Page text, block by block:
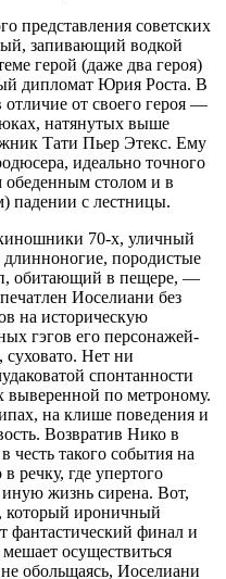
представления советских
запивающий водкой
герой (даже два героя)
дипломат Юрия Роста. В
от своего героя —
натянутых выше
Тати Пьер Этекс. Ему
идеально точного
столом и в
падении с лестницы.
70-х, уличный
породистые
обитающий в пещере, —
Иоселиани без
на историческую
гэгов его персонажей-
суховато. Нет ни
спонтанности
по метроному.
на клише поведения и
Возвратив Нико в
честь такого события на
речку, где упертого
жизнь сирена. Вот,
который ироничный
фантастический финал и
осуществиться
не обольщаясь, Иоселиани